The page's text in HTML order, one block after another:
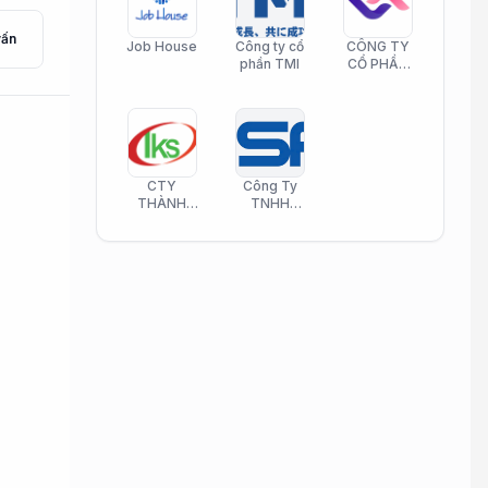
Job House
Công ty cổ
phần TMI
CÔNG TY
CỔ PHẦN
CTY
THÀNH
PHAMATECH
Công Ty
TNHH
Phần Mềm